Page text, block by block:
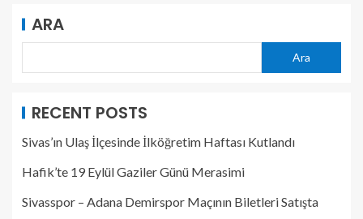
ARA
Ara
RECENT POSTS
Sivas’ın Ulaş İlçesinde İlköğretim Haftası Kutlandı
Hafik’te 19 Eylül Gaziler Günü Merasimi
Sivasspor – Adana Demirspor Maçının Biletleri Satışta